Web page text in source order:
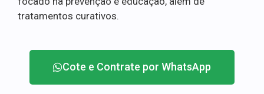
tratamentos curativos.
Cote e Contrate por WhatsApp